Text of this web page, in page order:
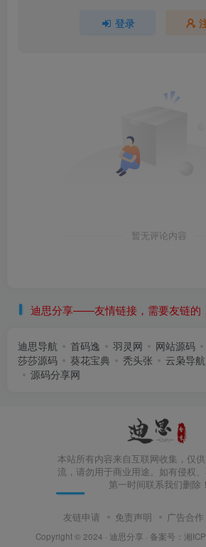
登录
暂无评论内容
迪思分享——友情链接，需要友链的
迪思导航 首码逸 羽灵网 网站源码
莎莎源码
葵花宝典 秃头张 云枭导航
源码分享网
本站所有内容来自互联网收集，仅
流，请勿用于商业用途。如有侵权
第一时间联系我们删除！
友链申请 免责声明 广告合作
Copyright © 2024 · 迪思分享 · 备案号： 湘